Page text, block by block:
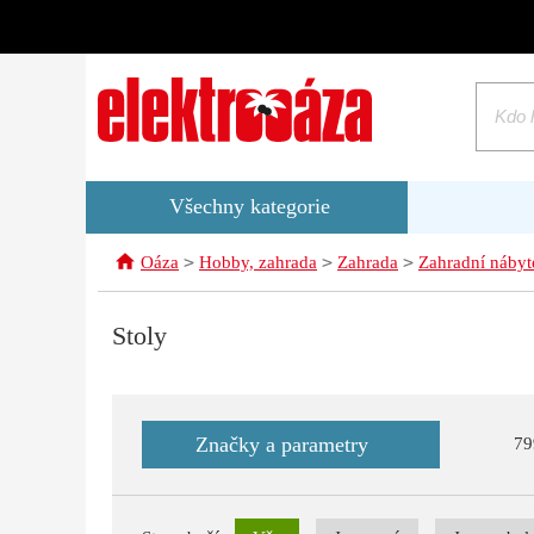
Všechny kategorie
Oáza > Hobby, zahrada > Zahrada > Zahradní
Stoly
Značky a parametry